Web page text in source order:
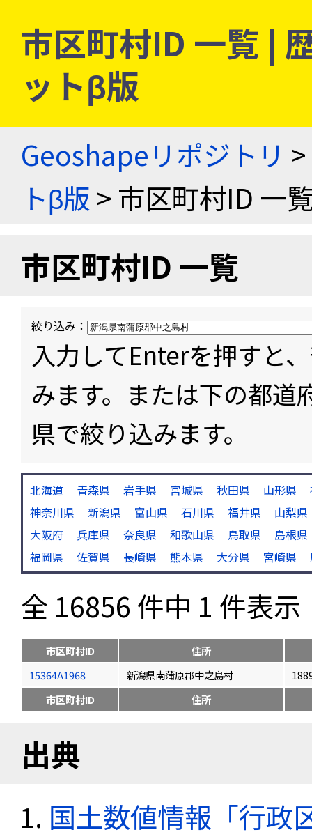
市区町村ID 一覧 |
ットβ版
Geoshapeリポジトリ >
トβ版 > 市区町村ID 一
市区町村ID 一覧
絞り込み：
入力してEnterを押すと
みます。または下の都道
県で絞り込みます。
北海道 青森県 岩手県 宮城県 秋田県 山形県
神奈川県
新潟県 富山県 石川県 福井県
山梨県
大阪府
兵庫県 奈良県 和歌山県 鳥取県
島根県
福岡県
佐賀県 長崎県 熊本県 大分県 宮崎県
全 16856 件中 1 件表示
市区町村ID
住所
15364A1968
新潟県南蒲原郡中之島村
市区町村ID
住所
出典
国土数値情報「行政